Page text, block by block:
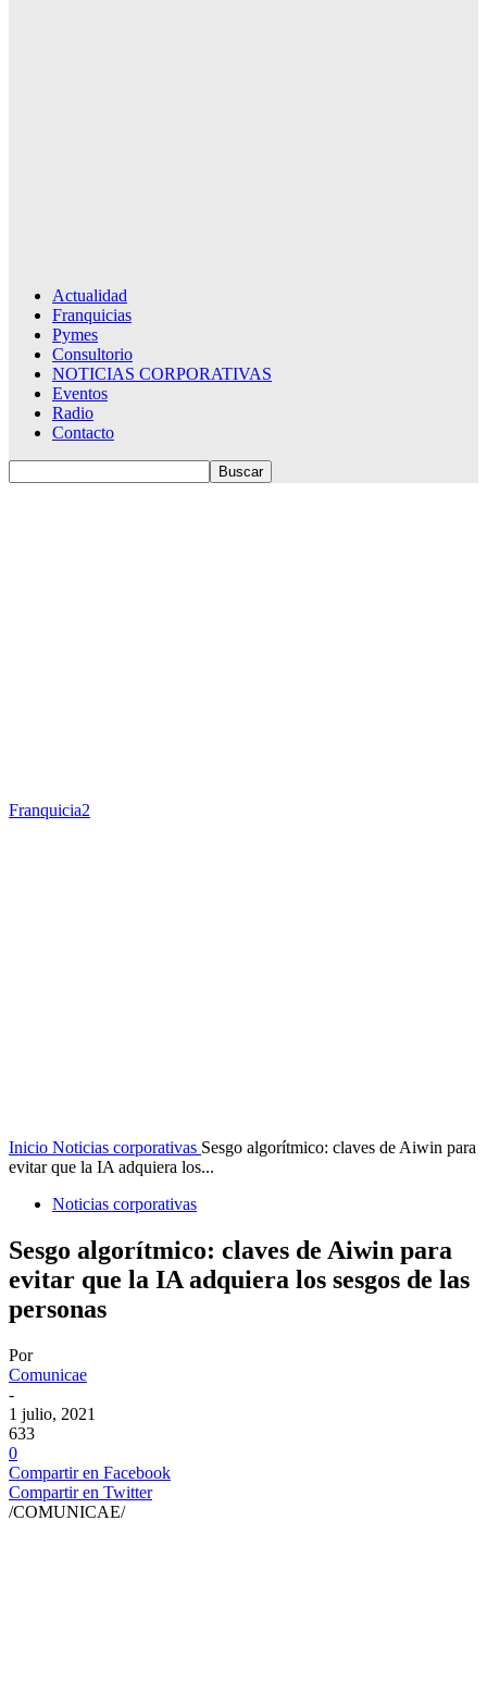
Actualidad
Franquicias
Pymes
Consultorio
NOTICIAS CORPORATIVAS
Eventos
Radio
Contacto
Franquicia2
Inicio Noticias corporativas Sesgo algorítmico: claves de Aiwin para
evitar que la IA adquiera los...
Noticias corporativas
Sesgo algorítmico: claves de Aiwin para
evitar que la IA adquiera los sesgos de las
personas
Por
Comunicae
-
1 julio, 2021
633
0
Compartir en Facebook
Compartir en Twitter
/COMUNICAE/